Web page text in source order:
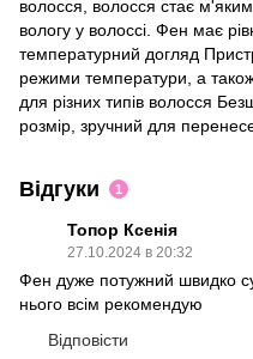
волосся, волосся стає
вологу у волоссі. Фен має
температурний догляд
режими температури, а
для різних типів волосся
розмір, зручний для
Відгуки 1
Топор Ксенія
27.10.2024 в 20:32
Фен дуже потужний швидко
нього всім рекомендую
Відповісти